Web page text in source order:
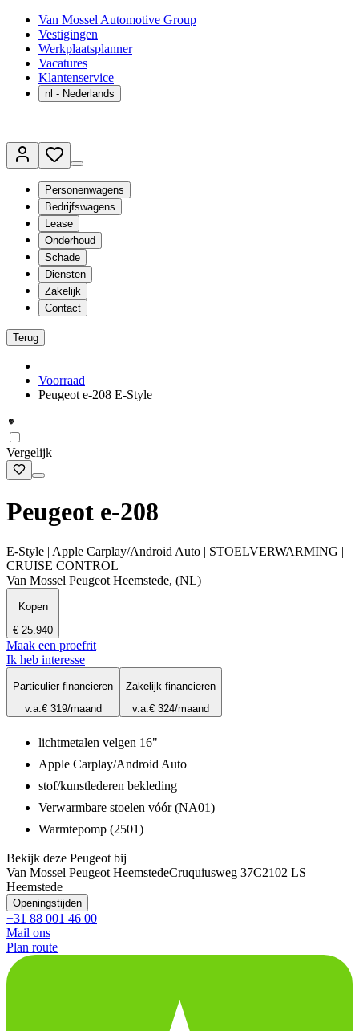
Van Mossel Automotive Group
Vestigingen
Werkplaatsplanner
Vacatures
Klantenservice
nl - Nederlands
Personenwagens
Bedrijfswagens
Lease
Onderhoud
Schade
Diensten
Zakelijk
Contact
Terug
Voorraad
Peugeot e-208 E-Style
Vergelijk
Peugeot e-208
E-Style | Apple Carplay/Android Auto | STOELVERWARMING |
CRUISE CONTROL
Van Mossel Peugeot Heemstede, (NL)
Kopen
€ 25.940
Maak een proefrit
Ik heb interesse
Particulier financieren
v.a.€ 319/maand
Zakelijk financieren
v.a.€ 324/maand
lichtmetalen velgen 16"
Apple Carplay/Android Auto
stof/kunstlederen bekleding
Verwarmbare stoelen vóór (NA01)
Warmtepomp (2501)
Bekijk deze Peugeot bij
Van Mossel Peugeot HeemstedeCruquiusweg 37C2102 LS
Heemstede
Openingstijden
+31 88 001 46 00
Mail ons
Plan route